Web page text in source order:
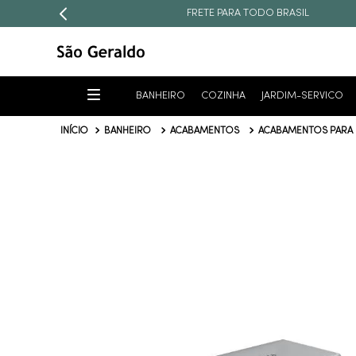
5% OFF NO PAGAMENTO À VISTA
BANHEIRO COZINHA JARDIM-SERVICO
BANHEIRO ACABAMENTOS ACABAMENTOS